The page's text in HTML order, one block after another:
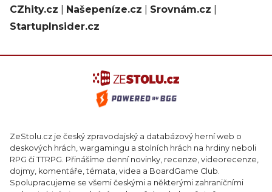
CZhity.cz
Našepeníze.cz Srovnám.cz
StartupInsider.cz
ZeStolu.cz je český zpravodajský a databázový herní web o
deskových hrách, wargamingu a stolních hrách na hrdiny neboli
RPG či TTRPG. Přinášíme denní novinky, recenze, videorecenze,
dojmy, komentáře, témata, videa a BoardGame Club.
Spolupracujeme se všemi českými a některými zahraničními